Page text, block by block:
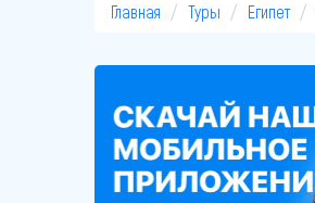
Главная Туры Египет